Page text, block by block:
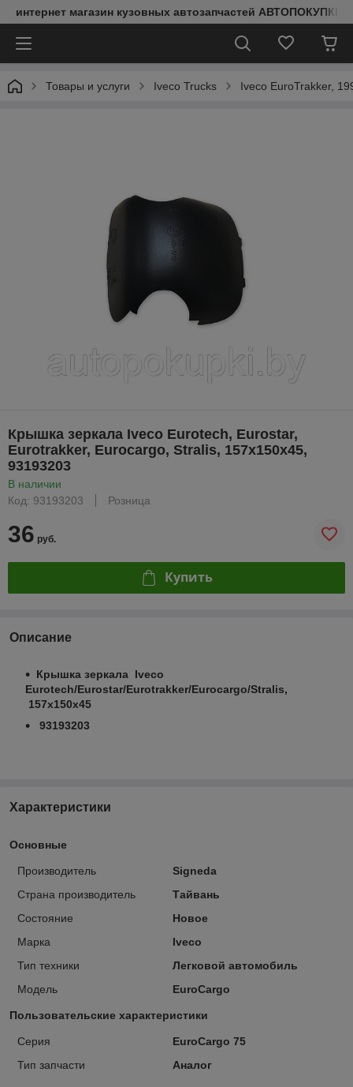
интернет магазин кузовных автозапчастей АВТОПОКУПКИ
Товары и услуги Iveco Trucks Iveco EuroTrakker,
Крышка зеркала Iveco Eurotech, Eurostar,
Eurotrakker, Eurocargo, Stralis, 157x150x45,
93193203
В наличии
Код: 93193203
Розница
36 руб.
Купить
Описание
Крышка зеркала Iveco
Eurotech/Eurostar/Eurotrakker/Eurocargo/Stralis,
157x150x45
93193203
Характеристики
Основные
Производитель
Signeda
Страна производитель
Тайвань
Состояние
Новое
Марка
Iveco
Тип техники
Легковой автомобиль
Модель
EuroCargo
Пользовательские характеристики
Серия
EuroCargo 75
Тип запчасти
Аналог